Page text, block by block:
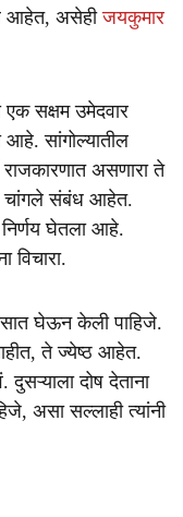
आहेत, असेहीजयकुमार
एक सक्षम उमेदवार
आहे. सांगोल्यातील
असणारा ते
चांगले संबंध आहेत.
निर्णय घेतला आहे.
विचारा.
घेऊन केली पाहिजे.
ते ज्येष्ठ आहेत.
दुसऱ्याला दोष देताना
असा सल्लाही त्यांनी